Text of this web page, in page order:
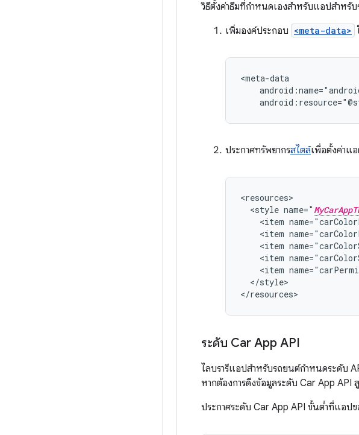
วิธีตั้งค่าธีมที่กำหนดเองสำหรับแอปสำหรั
เพิ่มองค์ประกอบ <meta-data>
ประกาศทรัพยากรสไตล์เพื่อตั้งค่าแ
<style name="
<item
<item
<item
<item
<item
</style>
ระดับ Car App API
ไลบรารีแอปสำหรับรถยนต์กำหนดระดับ
หากต้องการดึงข้อมูลระดับ Car App API
ประกาศระดับ Car App API ขั้นต่ำที่แอป